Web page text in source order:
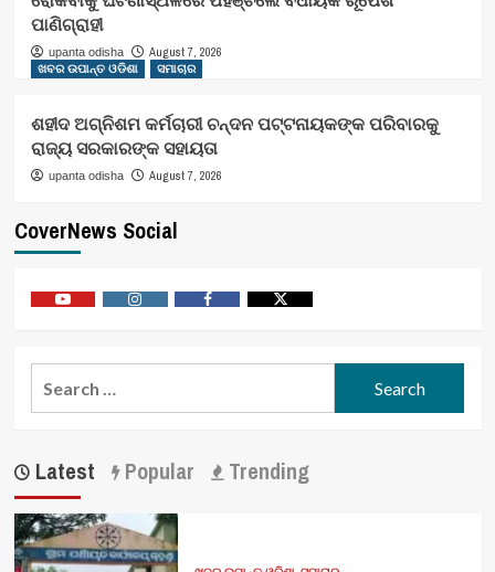
ପାଣିଗ୍ରାହୀ
upanta odisha
August 7, 2026
ଖବର ଉପାନ୍ତ ଓଡିଶା
ସମାଚାର
ଶହୀଦ ଅଗ୍ନିଶମ କର୍ମଚାରୀ ଚନ୍ଦନ ପଟ୍ଟନାୟକଙ୍କ ପରିବାରକୁ
ରାଜ୍ୟ ସରକାରଙ୍କ ସହାୟତା
upanta odisha August 7, 2026
CoverNews Social
Latest Popular Trending